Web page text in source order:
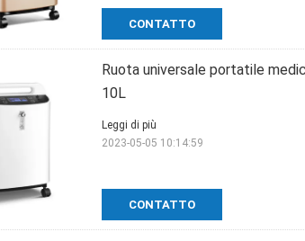
CONTATTO
Ruota universale portatile
10L
CONTATTO
Leggi di più
2023-05-05 10:14:59